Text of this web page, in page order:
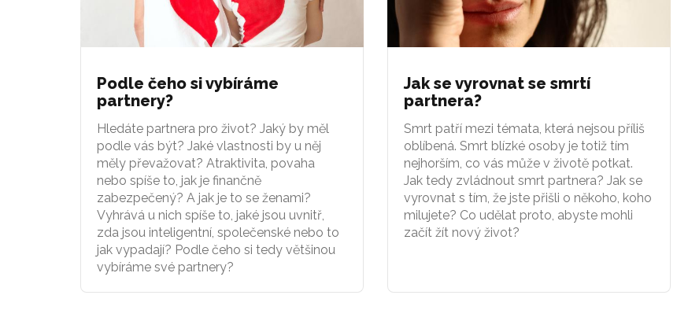
Podle čeho si vybíráme
partnery?
Hledáte partnera pro život? Jaký by měl
podle vás být? Jaké vlastnosti by u něj
měly převažovat? Atraktivita, povaha
nebo spíše to, jak je finančně
zabezpečený? A jak je to se ženami?
Vyhrává u nich spíše to, jaké jsou uvnitř,
zda jsou inteligentní, společenské nebo to
jak vypadají? Podle čeho si tedy většinou
vybíráme své partnery?
Jak se vyrovnat se smrtí
partnera?
Smrt patří mezi témata, která nejsou příliš
oblíbená. Smrt blízké osoby je totiž tím
nejhorším, co vás může v životě potkat.
Jak tedy zvládnout smrt partnera? Jak se
vyrovnat s tím, že jste přišli o někoho, koho
milujete? Co udělat proto, abyste mohli
začít žít nový život?